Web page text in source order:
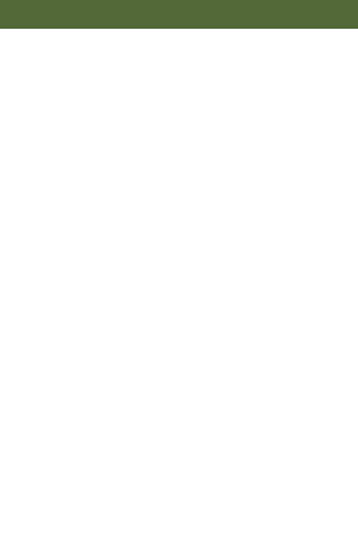
Plan d’Accompagnement Personnalisé